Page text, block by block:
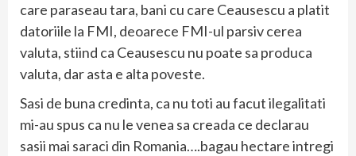
care paraseau tara, bani cu care Ceausescu a platit
datoriile la FMI, deoarece FMI-ul parsiv cerea
valuta, stiind ca Ceausescu nu poate sa produca
valuta, dar asta e alta poveste.
Sasi de buna credinta, ca nu toti au facut ilegalitati
mi-au spus ca nu le venea sa creada ce declarau
sasii mai saraci din Romania….bagau hectare intregi